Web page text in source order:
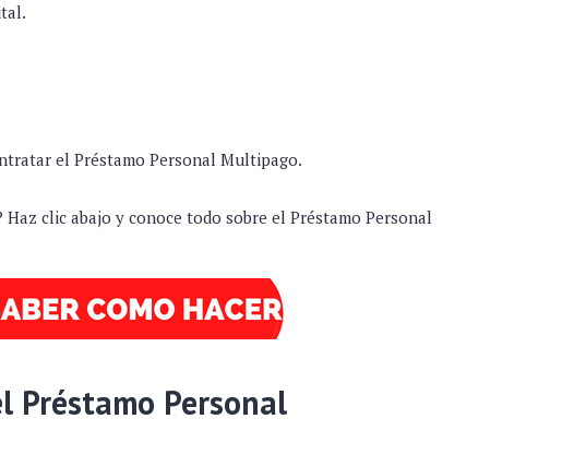
el Préstamo Personal Multipago.
clic abajo y conoce todo sobre el Préstamo Personal
Préstamo Personal